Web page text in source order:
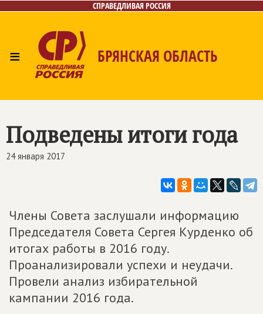
СПРАВЕДЛИВАЯ РОССИЯ
≡ БРЯНСКАЯ ОБЛАСТЬ
Подведены итоги года
24 января 2017
Члены Совета заслушали информацию
Председателя Совета Сергея Курденко об
итогах работы в 2016 году.
Проанализировали успехи и неудачи.
Провели анализ избирательной
кампании 2016 года.